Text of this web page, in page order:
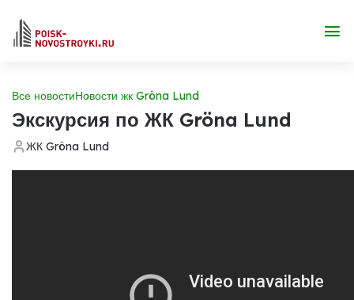
Все новостиНовости жк Gröna Lund
Экскурсия по ЖК Gröna Lund
ЖК Gröna Lund